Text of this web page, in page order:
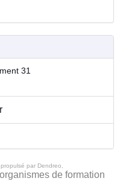
31
par Dendreo,
de formation